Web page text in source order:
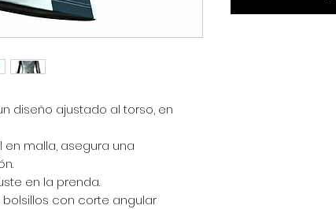
diseño ajustado al torso, en
malla, asegura una
en la prenda.
con corte angular